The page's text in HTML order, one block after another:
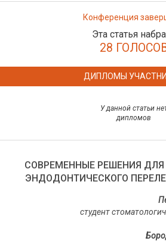
Конференция
Эта статья
28
ДИПЛОМЫ
У данной статьи
дипломов
СОВРЕМЕННЫЕ РЕШЕНИЯ
ЭНДОДОНТИЧЕСКОГО
студент